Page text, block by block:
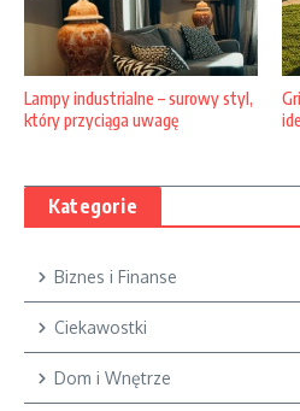
Lampy industrialne – surowy styl,
który przyciąga uwagę
Kategorie
Biznes i Finanse
Ciekawostki
Dom i Wnętrze